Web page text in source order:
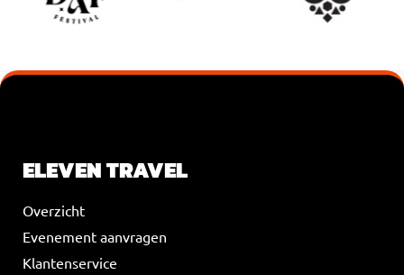
ELEVEN TRAVEL
Overzicht
Evenement aanvragen
Klantenservice